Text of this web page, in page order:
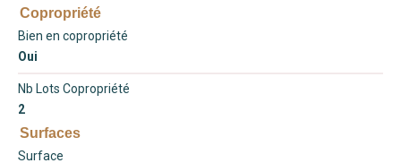
Copropriété
Bien en copropriété
Oui
Nb Lots Copropriété
2
Surfaces
Surface